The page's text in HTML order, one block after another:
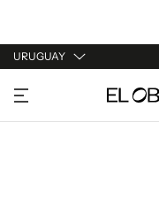
URUGUAY
URUGUAY
ARGENTINA